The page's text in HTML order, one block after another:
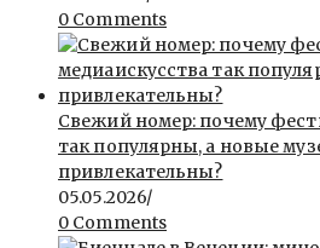
0 Comments
Свежий номер: почему
так популярны, а новые
привлекательны?
05.05.2026/
0 Comments